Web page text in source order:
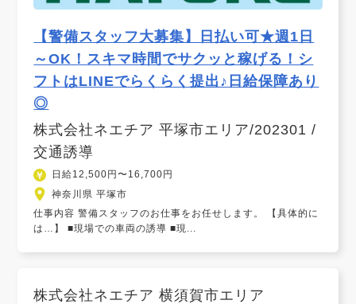
【警備スタッフ大募集】日払い可★週1日
～OK！スキマ時間でサクッと稼げる！シ
フトはLINEでらくらく提出♪日給保障あり
◎
株式会社ネエチア 平塚市エリア/202301 /
交通誘導
日給12,500円〜16,700円
神奈川県 平塚市
仕事内容 警備スタッフのお仕事をお任せします。 【具体的に
は…】 ■現場での車両の誘導 ■現...
株式会社ネエチア 横須賀市エリア